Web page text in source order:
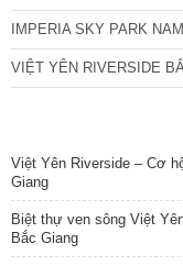
IMPERIA SKY PARK
VIỆT YÊN RIVERSIDE
Việt Yên Riverside – Cơ
Giang
Biệt thự ven sông Việt
Bắc Giang